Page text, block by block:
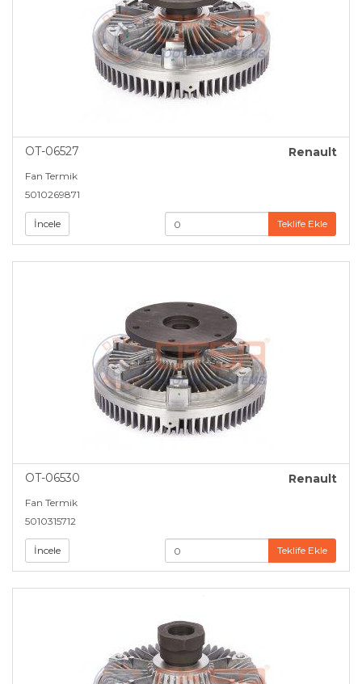
OT-06527 Renault
Fan Termik
5010269871
İncele Teklife Ekle
OT-06530 Renault
Fan Termik
5010315712
İncele Teklife Ekle